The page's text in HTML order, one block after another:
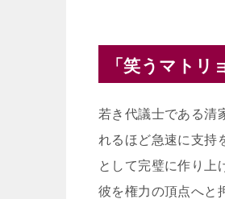
「笑うマトリ
若き代議士である清
れるほど急速に支持
として完璧に作り上
彼を権力の頂点へと